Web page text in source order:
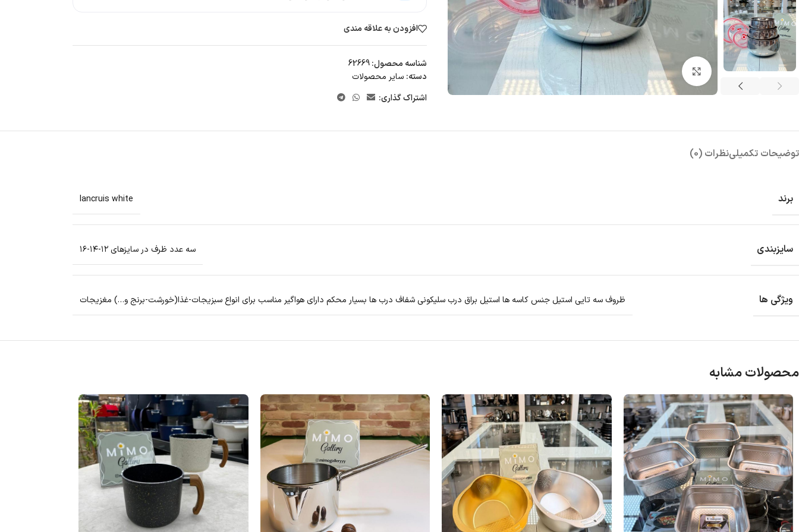
بزرگنمایی تصویر
افزودن به علاقه مندی
شناسه محصول:62669
دسته: سایر محصولات
اشتراک گذاری:
توضیحات تکمیلینظرات (0)
برند lancruis white
سایزبندی سه عدد ظرف در سایزهای ۱۲-۱۴-۱۶
ویژگی ها ظروف سه تایی استیل جنس کاسه ها استیل براق درب سلیکونی شفاف درب ها بسیار محکم دارای هواگیر مناسب برای انواع سبزیجات-غذا(خورشت-برنج و…) مغزیجات
محصولات مشابه